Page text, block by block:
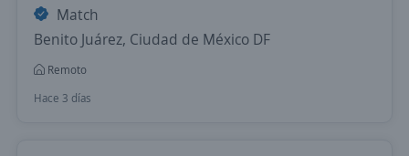
Match
Benito Juárez, Ciudad de México DF
Remoto
Hace 3 días